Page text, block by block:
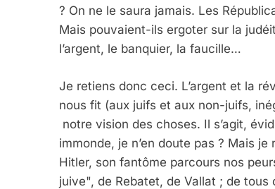
? On ne le saura jamais. Les
Mais pouvaient-ils ergoter sur la
l’argent, le banquier, la faucille…
Je retiens donc ceci. L’argent et la
nous fit (aux juifs et aux non-juifs,
notre vision des choses. Il s’agit,
immonde, je n’en doute pas ? Mais
Hitler, son fantôme parcours nos
juive", de Rebatet, de Vallat ; de